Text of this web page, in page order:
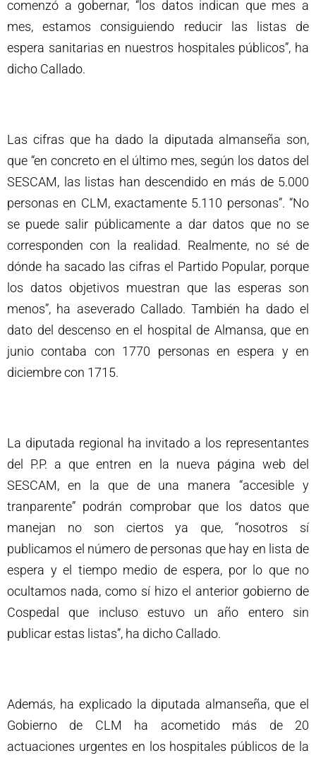
comenzó a gobernar, “los datos indican que mes a
mes, estamos consiguiendo reducir las listas de
espera sanitarias en nuestros hospitales públicos”, ha
dicho Callado.
Las cifras que ha dado la diputada almanseña son,
que “en concreto en el último mes, según los datos del
SESCAM, las listas han descendido en más de 5.000
personas en CLM, exactamente 5.110 personas”. “No
se puede salir públicamente a dar datos que no se
corresponden con la realidad. Realmente, no sé de
dónde ha sacado las cifras el Partido Popular, porque
los datos objetivos muestran que las esperas son
menos”, ha aseverado Callado. También ha dado el
dato del descenso en el hospital de Almansa, que en
junio contaba con 1770 personas en espera y en
diciembre con 1715.
La diputada regional ha invitado a los representantes
del P.P. a que entren en la nueva página web del
SESCAM, en la que de una manera “accesible y
tranparente” podrán comprobar que los datos que
manejan no son ciertos ya que, “nosotros sí
publicamos el número de personas que hay en lista de
espera y el tiempo medio de espera, por lo que no
ocultamos nada, como sí hizo el anterior gobierno de
Cospedal que incluso estuvo un año entero sin
publicar estas listas”, ha dicho Callado.
Además, ha explicado la diputada almanseña, que el
Gobierno de CLM ha acometido más de 20
actuaciones urgentes en los hospitales públicos de la